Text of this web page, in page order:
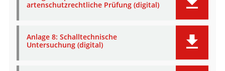
artenschutzrechtliche Prüfung (digital)
Anlage 8: Schalltechnische
Untersuchung (digital)